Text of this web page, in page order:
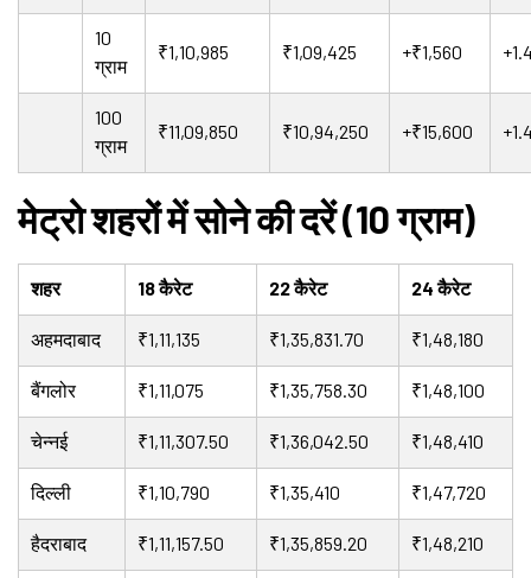
10
ग्राम
₹1,10,985 ₹1,09,425 +₹1,560
100
ग्राम
₹11,09,850 ₹10,94,250 +₹15,600
मेट्रो शहरों में सोने की दरें (10 ग्राम)
शहर 18 कैरेट 22 कैरेट 24 कैरेट
अहमदाबाद ₹1,11,135 ₹1,35,831.70 ₹1,48,180
बैंगलोर ₹1,11,075 ₹1,35,758.30 ₹1,48,100
चेन्नई ₹1,11,307.50 ₹1,36,042.50 ₹1,48,410
दिल्ली ₹1,10,790 ₹1,35,410 ₹1,47,720
हैदराबाद ₹1,11,157.50 ₹1,35,859.20 ₹1,48,210